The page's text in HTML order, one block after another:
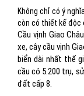
Không chỉ có ý
còn có thiết kế độc
Cầu vịnh Giao
xe, cây cầu vịnh
biển dài nhất thế
cầu có 5.200 trụ,
đất cấp 8.